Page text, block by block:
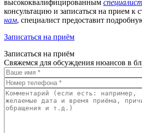
высококвалифицированным
консультацию и записаться на прием к
нам, специалист предоставит
Записаться на приём
Записаться на приём
Свяжемся для обсуждения нюансов в